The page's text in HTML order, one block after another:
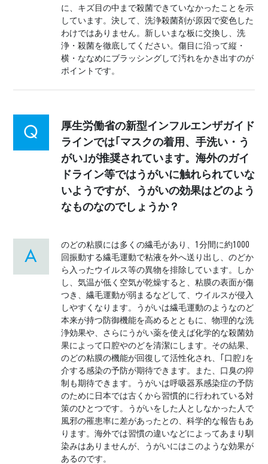
に、キズ目の中まで殺菌できていなかったことを示
しています。決して、洗浄殺菌剤が原因で変色した
わけではありません。新しいまな板に交換し、洗
浄・殺菌を徹底してください。傷目に沿って縦・
横・ななめにブラッシングして汚れをかき出すのが
ポイントです。
厚生労働省の新型インフルエンザガイド
ラインでは｢マスクの着用、手洗い・う
がい｣が推奨されています。海外のガイ
ドライン等ではうがいに触れられていな
いようですが、うがいの効果はどのよう
なものなのでしょうか？
のどの粘膜には多くの繊毛があり、1分間に約1000
回振動する繊毛運動で粘液を外へ送り出し、のどか
ら入ったウイルス等の異物を排除しています。しか
し、気温が低く空気が乾燥すると、粘膜の表面が傷
つき、繊毛運動が弱まるなどして、ウイルスが侵入
しやすくなります。うがいは繊毛運動のようなのど
本来が持つ防御機能を高めるとともに、物理的な洗
浄効果や、さらにうがい薬を使えば化学的な殺菌効
果によって口腔やのどを清潔にします。その結果、
のどの粘膜の機能が回復して活性化され、｢口腔｣を
介する感染の予防が期待できます。また、口臭の抑
制も期待できます。うがいは呼吸器系感染症の予防
のために日本では古くから習慣的に行われている対
策のひとつです。うがいをした人としなかった人で
風邪の罹患率に差があったとの、科学的な報告もあ
ります。海外では習慣の違いなどによってあまり馴
染みはありませんが、うがいにはこのような効果が
あるのです。